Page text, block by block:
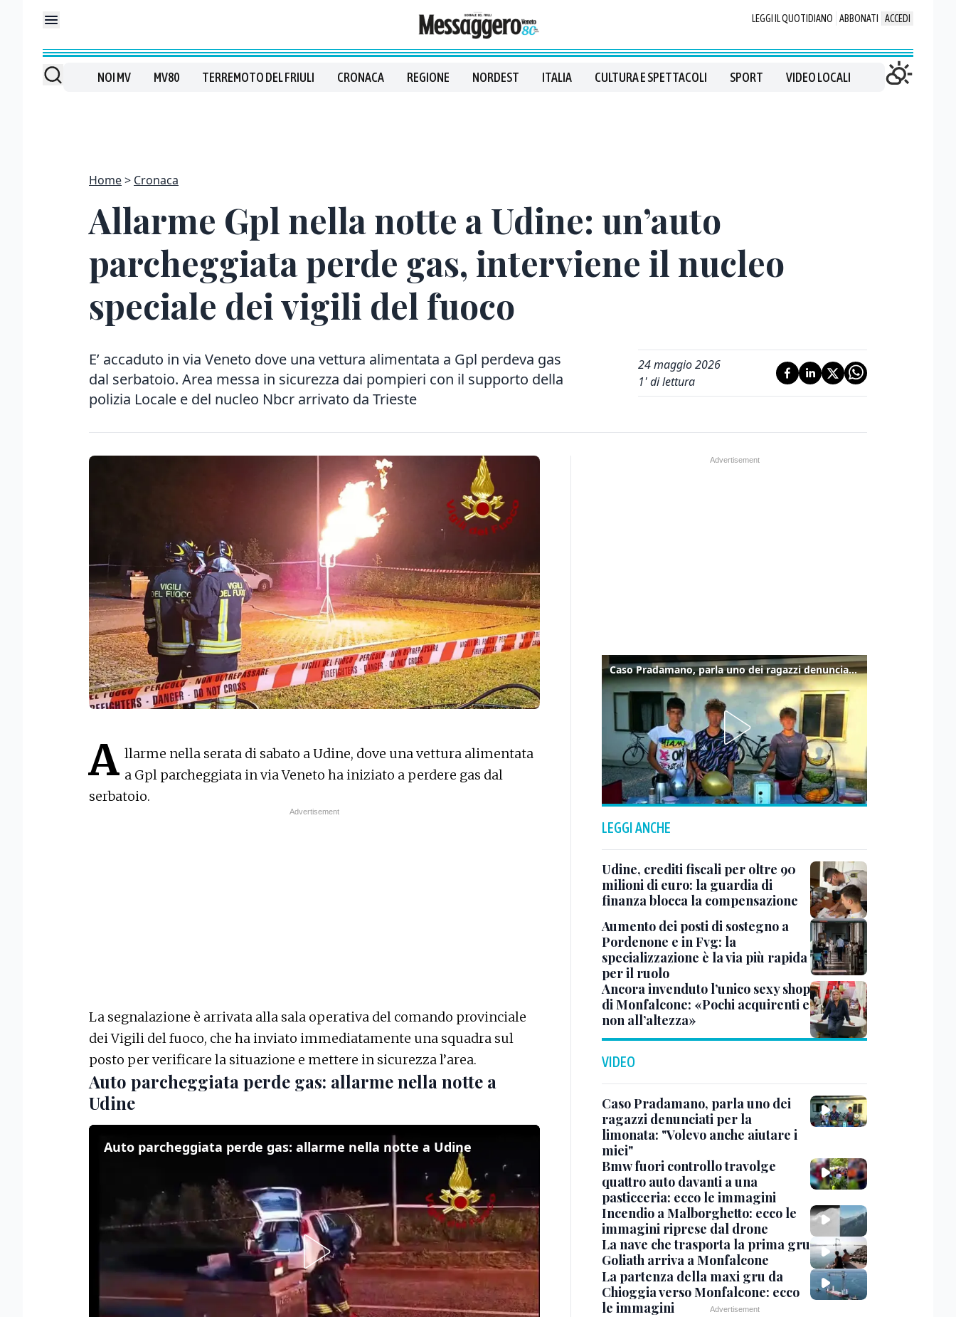
LEGGI IL QUOTIDIANO ABBONATI ACCEDI
NOI MV MV80 TERREMOTO DEL FRIULI CRONACA REGIONE NORDEST ITALIA CULTURA E SPETTACOLI SPORT VIDEO LOCALI
Home Cronaca
Allarme Gpl nella notte a Udine: un’auto
parcheggiata perde gas, interviene il nucleo
speciale dei vigili del fuoco
E’ accaduto in via Veneto dove una vettura alimentata a Gpl perdeva gas
dal serbatoio. Area messa in sicurezza dai pompieri con il supporto della
polizia Locale e del nucleo Nbcr arrivato da Trieste
24 maggio 2026
1' di lettura
A llarme nella serata di sabato a Udine, dove una vettura alimentata
a Gpl parcheggiata in via Veneto ha iniziato a perdere gas dal
serbatoio.
La segnalazione è arrivata alla sala operativa del comando provinciale
dei Vigili del fuoco, che ha inviato immediatamente una squadra sul
posto per verificare la situazione e mettere in sicurezza l’area.
Auto parcheggiata perde gas: allarme nella notte a
Udine
Auto parcheggiata perde gas: allarme nella notte a Udine
Caso Pradamano, parla uno dei ragazzi denunciati per la limonata: "Volevo anche aiutare i miei"
LEGGI ANCHE
Udine, crediti fiscali per oltre 90
milioni di euro: la guardia di
finanza blocca la compensazione
Aumento dei posti di sostegno a
Pordenone e in Fvg: la
specializzazione è la via più rapida
per il ruolo
Ancora invenduto l’unico sexy shop
di Monfalcone: «Pochi acquirenti e
non all’altezza»
VIDEO
Caso Pradamano, parla uno dei
ragazzi denunciati per la
limonata: "Volevo anche aiutare i
miei"
Bmw fuori controllo travolge
quattro auto davanti a una
pasticceria: ecco le immagini
Incendio a Malborghetto: ecco le
immagini riprese dal drone
La nave che trasporta la prima gru
Goliath arriva a Monfalcone
La partenza della maxi gru da
Chioggia verso Monfalcone: ecco
le immagini